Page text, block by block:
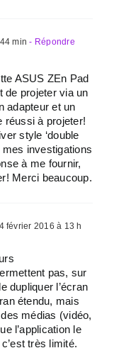
min - Répondre
ASUS ZEn Pad
de projeter via un
adapteur et un
réussi à projeter!
style ‘double
investigations
à me fournir,
Merci beaucoup.
février 2016 à 13 h
pas, sur
dupliquer l’écran
étendu, mais
médias (vidéo,
l’application le
très limité.